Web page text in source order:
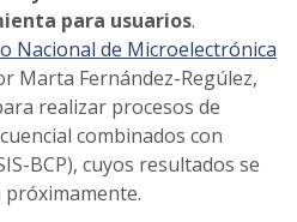
para usuarios.
Nacional de Microelectrónica
Marta Fernández-Regúlez,
realizar procesos de
combinados con
BCP), cuyos resultados se